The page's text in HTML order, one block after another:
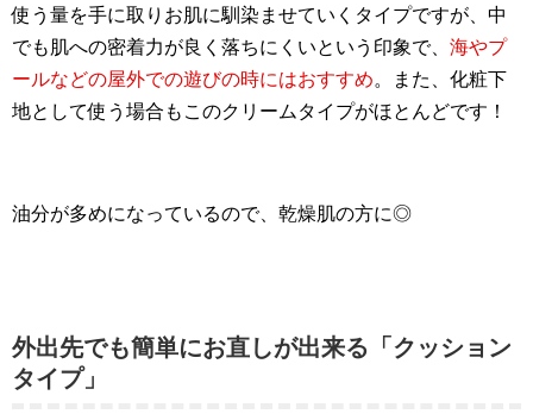
使う量を手に取りお肌に馴染ませていくタイプですが、中
でも肌への密着力が良く落ちにくいという印象で、 海やプ
ールなどの屋外での遊びの時にはおすすめ。また、化粧下
地として使う場合もこのクリームタイプがほとんどです！
油分が多めになっているので、乾燥肌の方に◎
外出先でも簡単にお直しが出来る「クッション
タイプ」